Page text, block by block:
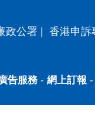
政公署 香港申訴
告服務- 網上訂報 -